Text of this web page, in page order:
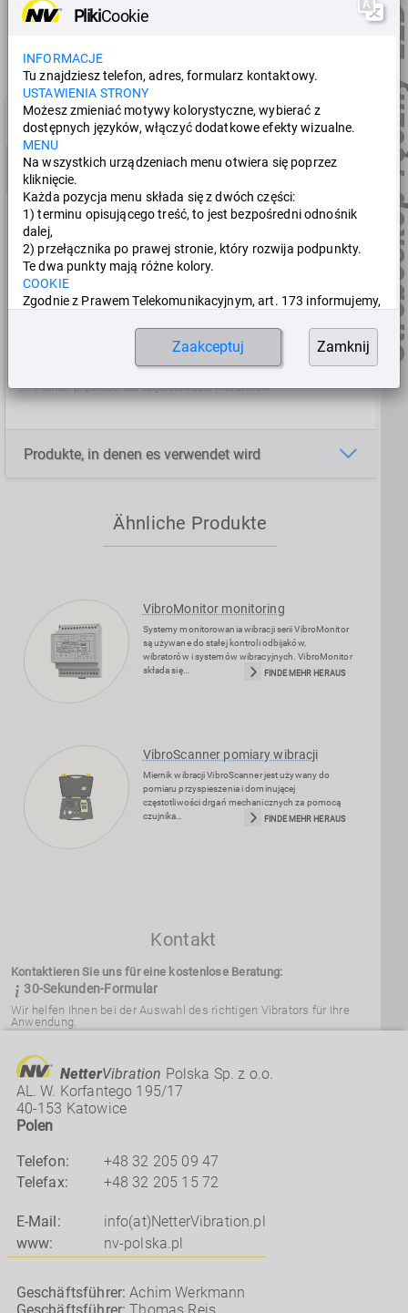
Charakterystyka
Właściwości Zastosowania
Dokumenty do
Do ustawiania, monitorowania i diagnostyki działających
systemów
Testowanie i kontrola rezonansu i zachowania wibracji
Sprawdzanie synchronicznej pracy dwóch wibratorów
Pomiar prędkości lub częstotliwości wibratorów
Produkte, in denen es verwendet wird
Ähnliche Produkte
VibroMonitor monitoring
Systemy monitorowania wibracji serii VibroMonitor
są używane do stałej kontroli odbijaków,
wibratorów i systemów wibracyjnych. VibroMonitor
składa się…
FINDE MEHR HERAUS
VibroScanner pomiary wibracji
Miernik wibracji VibroScanner jest używany do
pomiaru przyspieszenia i dominującej
częstotliwości drgań mechanicznych za pomocą
czujnika…
FINDE MEHR HERAUS
Kontakt
Kontaktieren Sie uns für eine kostenlose Beratung:
30-Sekunden-Formular
Wir helfen Ihnen bei der Auswahl des richtigen Vibrators für Ihre
Anwendung.
NetterVibration hat die größte Auswahl an hochwertigen
Wir liefern über 3.000 Vibratoren unterschiedlicher Größe und
Stärke, um Ihren Bedürfnissen gerecht zu werden.
NetterVibration Polska Sp. z o.o.
AL. W. Korfantego 195/17
40-153 Katowice
Polen
Telefon:
+48 32 205 09 47
Telefax:
+48 32 205 15 72
E-Mail:
info(at)NetterVibration.pl
www:
nv-polska.pl
Geschäftsführer:Achim Werkmann
PlikiCookie
INFORMACJE
Tu znajdziesz telefon, adres, formularz kontaktowy.
USTAWIENIA STRONY
Możesz zmieniać motywy kolorystyczne, wybierać z
dostępnych języków, włączyć dodatkowe efekty wizualne.
MENU
Na wszystkich urządzeniach menu otwiera się poprzez
kliknięcie.
Każda pozycja menu składa się z dwóch części:
1) terminu opisującego treść, to jest bezpośredni odnośnik
dalej,
2) przełącznika po prawej stronie, który rozwija podpunkty.
Te dwa punkty mają różne kolory.
COOKIE
Zgodnie z Prawem Telekomunikacyjnym, art. 173 informujemy,
Stosujemy pliki cookie, dla komfortu korzystania z witryny,
dostosowania do indywidualnych preferencji oraz aby
umożliwić korzystanie z niektórych funkcji.
Dalsze informacje dostępne są w:
Ustawienia
COOKIE
pozostańcie po bezpiecznej stronie!
Zezwól tylko na niezbędne cookie.
Zaakceptuj Zamknij